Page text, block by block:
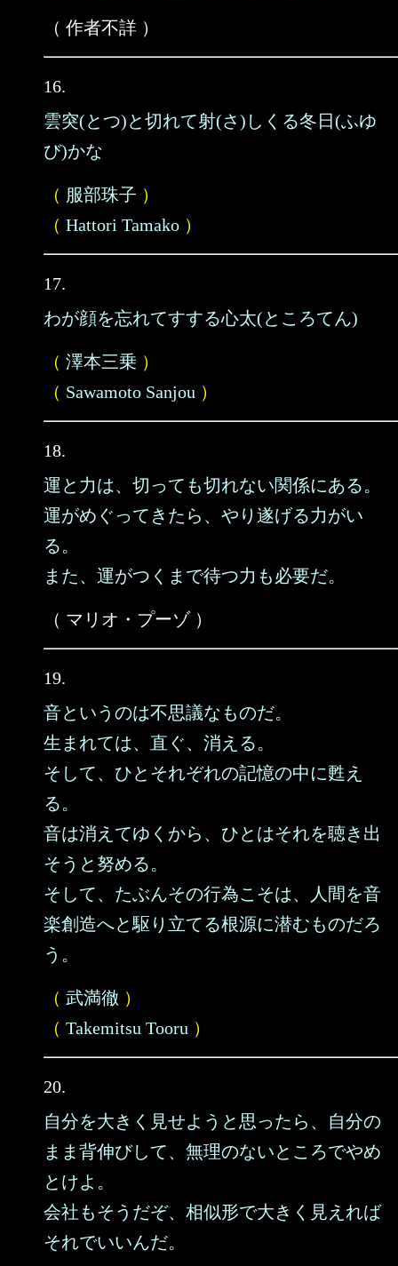
（ 作者不詳 ）
16.
雲突(とつ)と切れて射(さ)しくる冬日(ふゆ
び)かな
（ 服部珠子 ）
（ Hattori Tamako ）
17.
わが顔を忘れてすする心太(ところてん)
（ 澤本三乗 ）
（ Sawamoto Sanjou ）
18.
運と力は、切っても切れない関係にある。
運がめぐってきたら、やり遂げる力がい
る。
また、運がつくまで待つ力も必要だ。
（ マリオ・プーゾ ）
19.
音というのは不思議なものだ。
生まれては、直ぐ、消える。
そして、ひとそれぞれの記憶の中に甦え
る。
音は消えてゆくから、ひとはそれを聴き出
そうと努める。
そして、たぶんその行為こそは、人間を音
楽創造へと駆り立てる根源に潜むものだろ
う。
（ 武満徹 ）
（ Takemitsu Tooru ）
20.
自分を大きく見せようと思ったら、自分の
まま背伸びして、無理のないところでやめ
とけよ。
会社もそうだぞ、相似形で大きく見えれば
それでいいんだ。